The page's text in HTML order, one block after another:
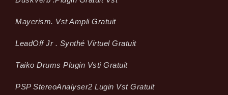
Mayerism. Vst Ampli Gratuit
LeadOff Jr . Synthé Virtuel Gratuit
Taiko Drums Plugin Vsti Gratuit
PSP StereoAnalyser2 Lugin Vst Gratuit